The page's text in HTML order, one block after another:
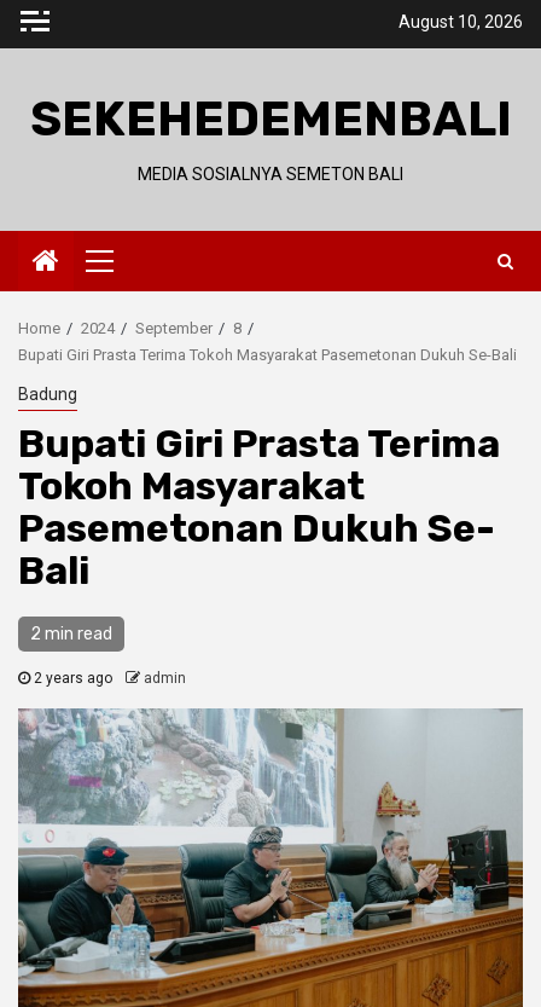
Skip
August 10, 2026
SEKEHEDEMENBALI
MEDIA SOSIALNYA SEMETON BALI
Primary
Menu
Home 2024 September
8
Bupati Giri Prasta Terima Tokoh Masyarakat Pasemetonan Dukuh Se-Bali
Badung
Bupati Giri Prasta Terima
Tokoh Masyarakat
Pasemetonan Dukuh Se-
Bali
2 min read
2 years ago admin